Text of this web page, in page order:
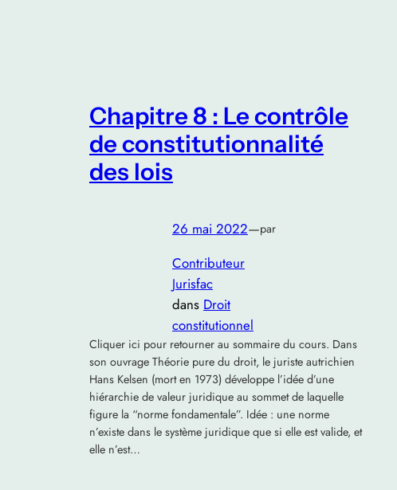
Chapitre 8 : Le contrôle
de constitutionnalité
des lois
26 mai 2022—par
Contributeur
Jurisfac
dans Droit
constitutionnel
Cliquer ici pour retourner au sommaire du cours. Dans
son ouvrage Théorie pure du droit, le juriste autrichien
Hans Kelsen (mort en 1973) développe l’idée d’une
hiérarchie de valeur juridique au sommet de laquelle
figure la “norme fondamentale”. Idée : une norme
n’existe dans le système juridique que si elle est valide, et
elle n’est…